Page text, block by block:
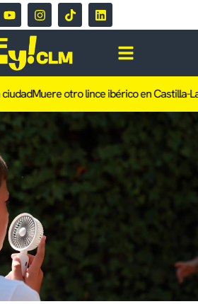
Muere otro lince ibérico en Castilla-La